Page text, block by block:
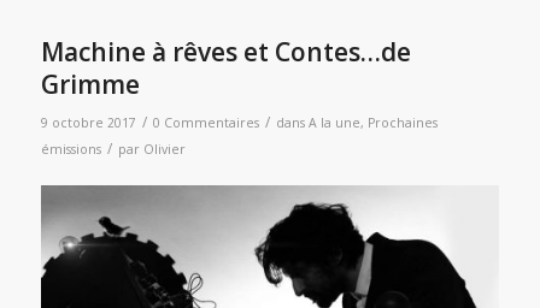
Machine à rêves et Contes…de
Grimme
9 octobre 2017 / 0 Commentaires / dans A la une, Prochaines
émissions / par Olivier